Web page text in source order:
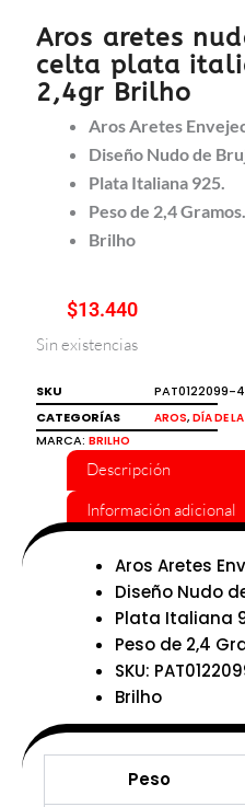
Aros aretes
celta plata
2,4gr Brilho
Aros Aretes
Diseño Nudo de
Plata Italiana 925.
Peso de 2,4 Gramos.
Brilho
$13.440
Sin existencias
SKU
PAT0122099-4
CATEGORÍAS
AROS, DÍA DE
MARCA: BRILHO
Descripción
Información adicional
Aros Aretes
Diseño Nudo
Plata Italiana
Peso de 2,4
SKU:
Brilho
Peso